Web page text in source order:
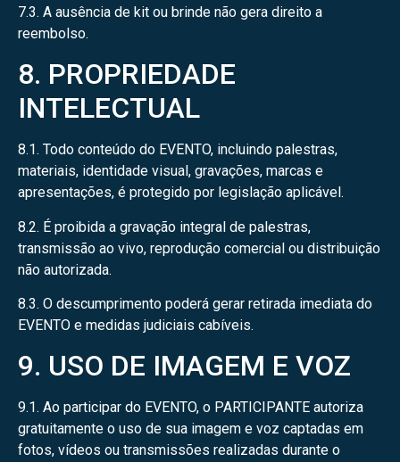
7.3. A ausência de kit ou brinde não gera direito a
reembolso.
8. PROPRIEDADE
INTELECTUAL
8.1. Todo conteúdo do EVENTO, incluindo palestras,
materiais, identidade visual, gravações, marcas e
apresentações, é protegido por legislação aplicável.
8.2. É proibida a gravação integral de palestras,
transmissão ao vivo, reprodução comercial ou distribuição
não autorizada.
8.3. O descumprimento poderá gerar retirada imediata do
EVENTO e medidas judiciais cabíveis.
9. USO DE IMAGEM E VOZ
9.1. Ao participar do EVENTO, o PARTICIPANTE autoriza
gratuitamente o uso de sua imagem e voz captadas em
fotos, vídeos ou transmissões realizadas durante o